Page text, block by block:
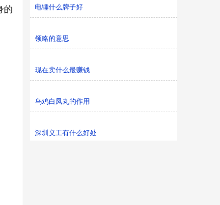
的 电锤什么牌子好
领略的意思
现在卖什么最赚钱
乌鸡白凤丸的作用
深圳义工有什么好处